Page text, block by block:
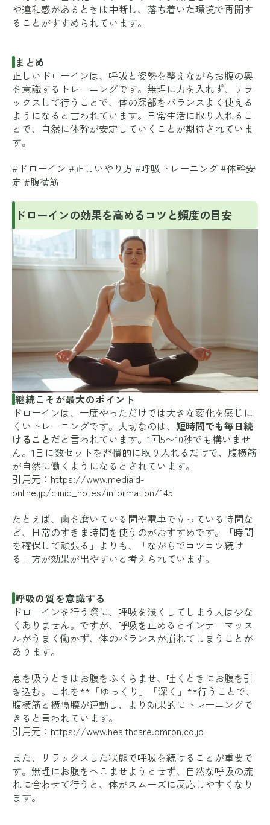
や違和感があるときは中断し、落ち着いた環境で再開す
ることがすすめられています。
まとめ
正しいドローインは、呼吸と姿勢を整えながらお腹の奥
を意識するトレーニングです。無理に力を入れず、リラ
ックスして行うことで、体の深部をバランスよく使える
ようになると言われています。日常生活に取り入れるこ
とで、自然に体幹が安定していくことが期待されていま
す。
#ドローイン #正しいやり方 #呼吸トレーニング #体幹安
定 #腹横筋
ドローインの効果を高めるコツと頻度の目安
継続こそが最大のポイント
ドローインは、一度やっただけでは大きな変化を感じに
くいトレーニングです。大切なのは、 短時間でも毎日続
けることだと言われています。1回5〜10秒でも構いませ
ん。1日に数セットを習慣的に取り入れるだけで、腹横筋
が自然に働くようになるとされています。
引用元： https://www.mediaid-
online.jp/clinic_notes/information/145
たとえば、歯を磨いている間や電車で立っている時間な
ど、日常のすきま時間を使うのがおすすめです。「時間
を確保して頑張る」よりも、「ながらでコツコツ続け
る」方が効果が出やすいと考えられています。
呼吸の質を意識する
ドローインを行う際に、呼吸を浅くしてしまう人は少な
くありません。ですが、呼吸を止めるとインナーマッス
ルがうまく働かず、体のバランスが崩れてしまうことが
あります。
息を吸うときはお腹をふくらませ、吐くときにお腹を引
き込む。これを**「ゆっくり」「深く」**行うことで、
腹横筋と横隔膜が連動し、より効果的にトレーニングで
きると言われています。
引用元： https://www.healthcare.omron.co.jp
また、リラックスした状態で呼吸を続けることが重要で
す。無理にお腹をへこませようとせず、自然な呼吸の流
れに合わせて行うと、体がスムーズに反応しやすくなり
ます。